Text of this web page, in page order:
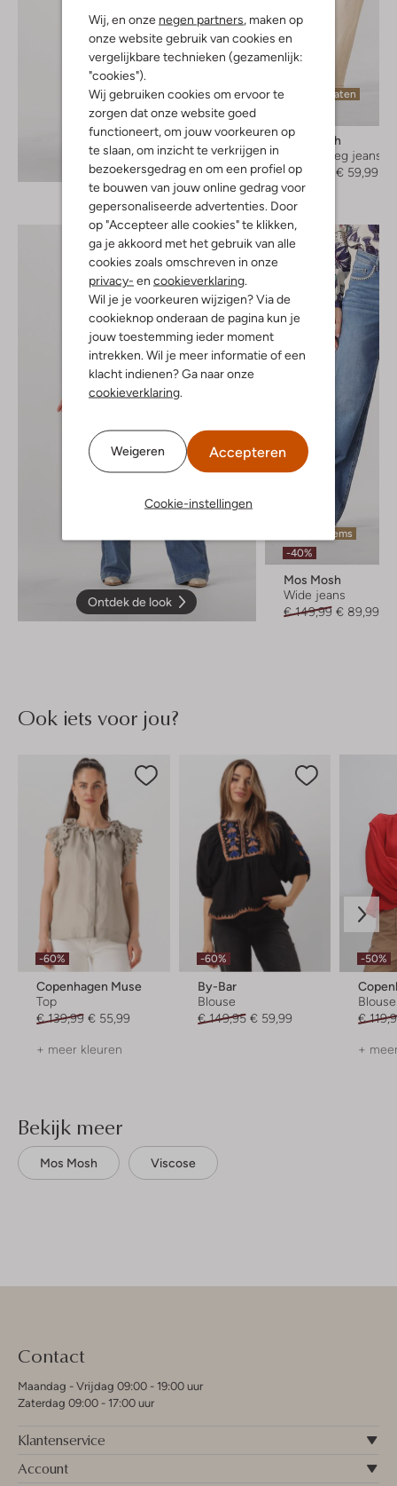
Wij, en onze negen partners , maken op
onze website gebruik van cookies en
vergelijkbare technieken (gezamenlijk:
"cookies").
Wij gebruiken cookies om ervoor te
zorgen dat onze website goed
functioneert, om jouw voorkeuren op
te slaan, om inzicht te verkrijgen in
bezoekersgedrag en om een profiel op
te bouwen van jouw online gedrag voor
gepersonaliseerde advertenties. Door
op "Accepteer alle cookies" te klikken,
ga je akkoord met het gebruik van alle
cookies zoals omschreven in onze
privacy- en cookieverklaring
Wil je je voorkeuren wijzigen? Via de
cookieknop onderaan de pagina kun je
jouw toestemming ieder moment
intrekken. Wil je meer informatie of een
klacht indienen? Ga naar onze
cookieverklaring
Weigeren Accepteren
Cookie-instellingen
Ontdek de look
Laatste maten
Mos Mosh
Straight leg jeans
€ 149,99
€ 59,99
Ontdek de look
Laatste items
-40%
Mos Mosh
Wide jeans
€ 149,99 € 89,99
Ook iets voor jou?
-60%
Copenhagen Muse
Top
€ 139,99 € 55,99
+ meer kleuren
-60%
By-Bar
Blouse
€ 149,95 € 59,99
-50%
Blouse
€
+
Bekijk meer
Mos Mosh Viscose
Contact
Maandag - Vrijdag 09:00 - 19:00 uur
Zaterdag 09:00 - 17:00 uur
Klantenservice
Account